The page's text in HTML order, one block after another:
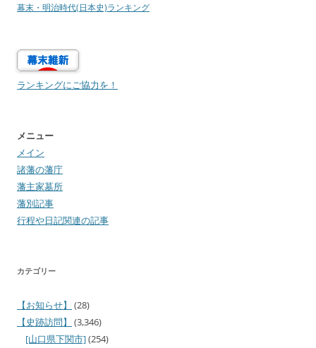
幕末・明治時代(日本史)ランキング
ランキングにご協力を！
メニュー
メイン
諸藩の藩庁
藩主家墓所
藩別記事
行程や日記関連の記事
カテゴリー
【お知らせ】
(28)
【史跡訪問】
(3,346)
[山口県下関市](254)